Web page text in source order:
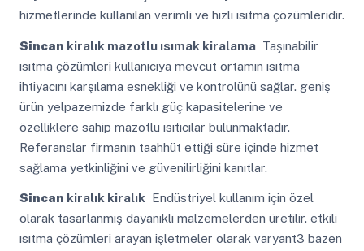
hizmetlerinde kullanılan verimli ve hızlı ısıtma çözümleridir.
Sincan kiralık mazotlu ısımak kiralamaTaşınabilir
ısıtma çözümleri kullanıcıya mevcut ortamın ısıtma
ihtiyacını karşılama esnekliği ve kontrolünü sağlar. geniş
ürün yelpazemizde farklı güç kapasitelerine ve
özelliklere sahip mazotlu ısıtıcılar bulunmaktadır.
Referanslar firmanın taahhüt ettiği süre içinde hizmet
sağlama yetkinliğini ve güvenilirliğini kanıtlar.
Sincan kiralık kiralık Endüstriyel kullanım için özel
olarak tasarlanmış dayanıklı malzemelerden üretilir. etkili
ısıtma çözümleri arayan işletmeler olarak varyant3 bazen